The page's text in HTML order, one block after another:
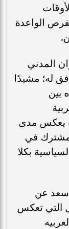
الواعدة
المدني
له؛ مشيدًا
بين
يعكس مدى
في
بكلا
سعد عن
التي تعكس